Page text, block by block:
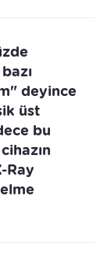
deyince
üst
bu
Ray